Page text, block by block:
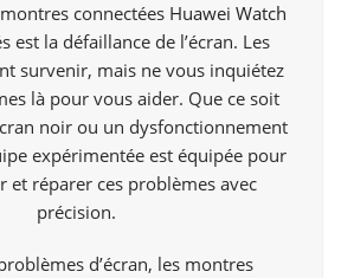
connectées Huawei Watch
est la défaillance de l’écran. Les
survenir, mais ne vous inquiétez
là pour vous aider. Que ce soit
noir ou un dysfonctionnement
expérimentée est équipée pour
et réparer ces problèmes avec
précision.
d’écran, les montres